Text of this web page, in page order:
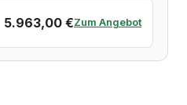
5.963,00 €Zum Angebot